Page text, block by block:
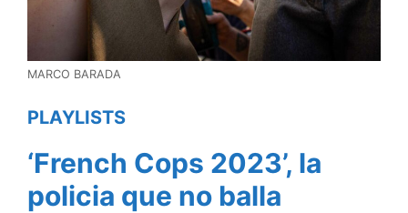
MARCO BARADA
PLAYLISTS
‘French Cops 2023’, la
policia que no balla